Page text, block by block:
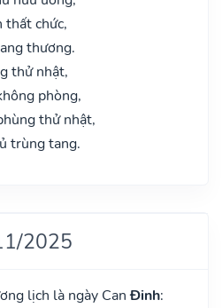
thất chức,
thương.
thử nhật,
phòng,
thử nhật,
trùng tang.
2025
lịch là ngày CanĐinh: